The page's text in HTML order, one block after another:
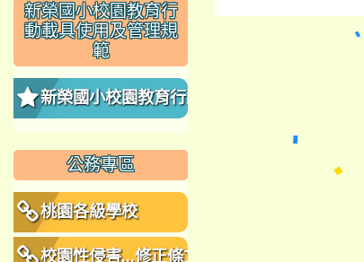
新榮國小校園教育行
動載具使用及管理規
範
新榮國小校園教育行動
公務專區
桃園各級學校
校園性侵害...修正條文